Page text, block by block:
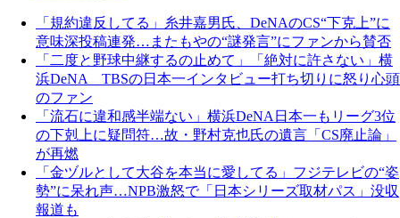
「規約違反してる」糸井嘉男氏、DeNAのCS“下克上”に
意味深投稿連発…またもやの“謎発言”にファンから賛否
「二度と野球中継するの止めて」「絶対に許さない」横
浜DeNA TBSの日本一インタビュー打ち切りに怒り心頭
のファン
「流石に違和感半端ない」横浜DeNA日本一もリーグ3位
の下剋上に疑問符…故・野村克也氏の遺言「CS廃止論」
が再燃
「金ヅルとして大谷を本当に愛してる」フジテレビの“姿
勢”に呆れ声…NPB激怒で「日本シリーズ取材パス」没収
報道も